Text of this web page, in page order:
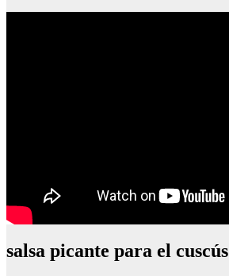
salsa picante para el cuscús